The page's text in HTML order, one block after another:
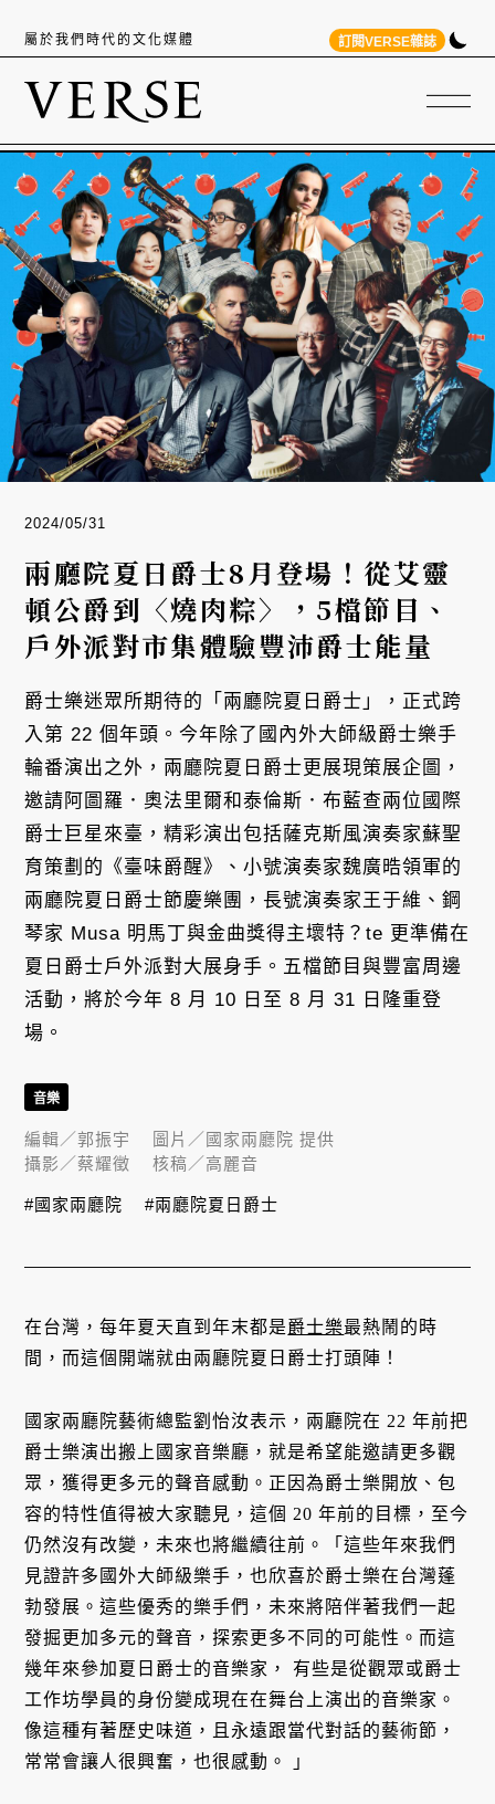
屬於我們時代的文化媒體 訂閱VERSE雜誌
2024/05/31
兩廳院夏日爵士8月登場！從艾靈
頓公爵到〈燒肉粽〉，5檔節目、
戶外派對市集體驗豐沛爵士能量
爵士樂迷眾所期待的「兩廳院夏日爵士」，正式跨
入第 22 個年頭。今年除了國內外大師級爵士樂手
輪番演出之外，兩廳院夏日爵士更展現策展企圖，
邀請阿圖羅．奧法里爾和泰倫斯．布藍查兩位國際
爵士巨星來臺，精彩演出包括薩克斯風演奏家蘇聖
育策劃的《臺味爵醒》、小號演奏家魏廣晧領軍的
兩廳院夏日爵士節慶樂團，長號演奏家王于維、鋼
琴家 Musa 明馬丁與金曲獎得主壞特？te 更準備在
夏日爵士戶外派對大展身手。五檔節目與豐富周邊
活動，將於今年 8 月 10 日至 8 月 31 日隆重登
場。
在台灣，每年夏天直到年末都是爵士樂最熱鬧的時
間，而這個開端就由兩廳院夏日爵士打頭陣！
國家兩廳院藝術總監劉怡汝表示，兩廳院在 22 年前把
爵士樂演出搬上國家音樂廳，就是希望能邀請更多觀
眾，獲得更多元的聲音感動。正因為爵士樂開放、包
容的特性值得被大家聽見，這個 20 年前的目標，至今
仍然沒有改變，未來也將繼續往前。「這些年來我們
見證許多國外大師級樂手，也欣喜於爵士樂在台灣蓬
勃發展。這些優秀的樂手們，未來將陪伴著我們一起
發掘更加多元的聲音，探索更多不同的可能性。而這
幾年來參加夏日爵士的音樂家， 有些是從觀眾或爵士
工作坊學員的身份變成現在在舞台上演出的音樂家。
像這種有著歷史味道，且永遠跟當代對話的藝術節，
常常會讓人很興奮，也很感動。 」
音樂
編輯／郭振宇 圖片／ 國家兩廳院 提供
攝影／蔡耀徵 核稿／高麗音
#國家兩廳院 #兩廳院夏日爵士